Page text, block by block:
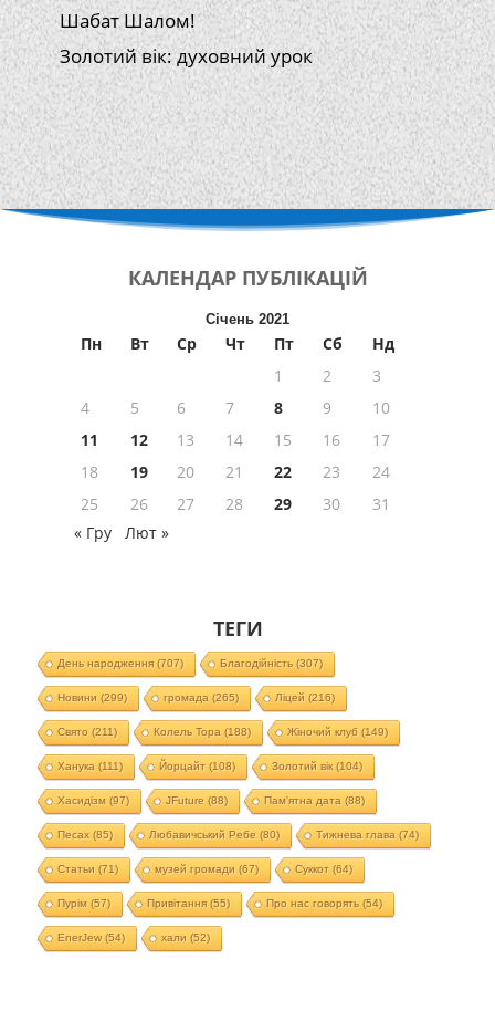
Шабат Шалом!
Золотий вік: духовний урок
КАЛЕНДАР ПУБЛІКАЦІЙ
Січень 2021
Пн Вт Ср Чт Пт Сб
Нд
1
2
3
4
5 6 7 8 9
10
11
12 13 14 15 16
17
18
19 20 21 22 23
24
25
26 27 28 29 30
31
« Гру
Лют »
ТЕГИ
День народження(707) Благодійність(307)
Новини (299) громада (265) Ліцей (216)
Свято (211) Колель Тора (188) Жіночий клуб (149)
Ханука (111) Йорцайт (108) Золотий вік(104)
Хасидізм (97) JFuture (88) Пам'ятна дата (88)
Песах(85) Любавичський Ребе (80) Тижнева глава (74)
Статьи (71) музей громади (67) Суккот (64)
Пурім (57) Привітання(55) Про нас говорять(54)
EnerJew(54) хали (52)